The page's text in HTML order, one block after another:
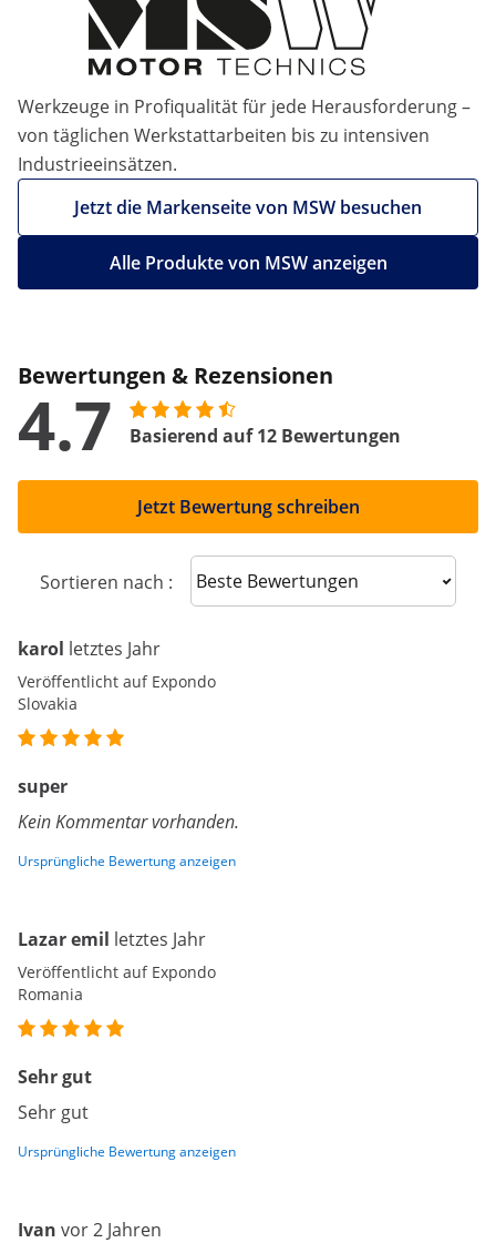
Werkzeuge in Profiqualität für jede Herausforderung –
von täglichen Werkstattarbeiten bis zu intensiven
Industrieeinsätzen.
Jetzt die Markenseite von MSW besuchen
Alle Produkte von MSW anzeigen
Bewertungen & Rezensionen
4.7 Basierend auf 12 Bewertungen
Jetzt Bewertung schreiben
Sortieren nach : Sort reviews
karol letztes Jahr
Veröffentlicht auf Expondo
Slovakia
super
Kein Kommentar vorhanden.
Ursprüngliche Bewertung anzeigen
Lazar emil letztes Jahr
Veröffentlicht auf Expondo
Romania
Sehr gut
Sehr gut
Ursprüngliche Bewertung anzeigen
Ivan vor 2 Jahren